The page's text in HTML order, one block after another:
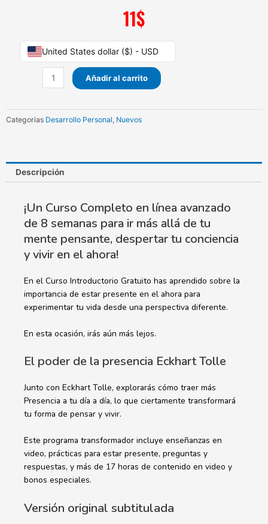
11$
United States dollar ($) - USD
El
poder
Eckhart
Tolle
Añadir al carrito
Categorias Desarrollo Personal, Nuevos
Descripción
¡Un Curso Completo en línea avanzado
de 8 semanas para ir más allá de tu
mente pensante, despertar tu conciencia
y vivir en el ahora!
En el Curso Introductorio Gratuito has aprendido sobre la
importancia de estar presente en el ahora para
experimentar tu vida desde una perspectiva diferente.
En esta ocasión, irás aún más lejos.
El poder de la presencia Eckhart Tolle
Junto con Eckhart Tolle, explorarás cómo traer más
Presencia a tu día a día, lo que ciertamente transformará
tu forma de pensar y vivir.
Este programa transformador incluye enseñanzas en
video, prácticas para estar presente, preguntas y
respuestas, y más de 17 horas de contenido en video y
bonos especiales.
Versión original subtitulada